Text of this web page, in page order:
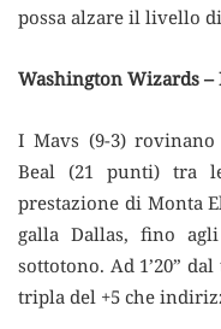
possa alzare il livello
Washington Wizards –
I Mavs (9-3)
Beal (21 punti) tra
prestazione di Monta
galla Dallas, fino
sottotono. Ad 1’20”
tripla del +5 che